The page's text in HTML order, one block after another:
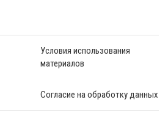
Условия использования
материалов
Согласие на обработку данных